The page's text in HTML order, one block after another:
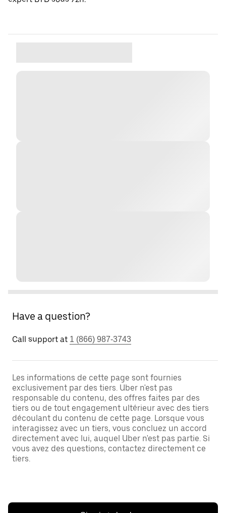
Have a question?
Call support at 1 (866) 987-3743
Les informations de cette page sont fournies
exclusivement par des tiers. Uber n'est pas
responsable du contenu, des offres faites par des
tiers ou de tout engagement ultérieur avec des tiers
découlant du contenu de cette page. Lorsque vous
interagissez avec un tiers, vous concluez un accord
directement avec lui, auquel Uber n'est pas partie. Si
vous avez des questions, contactez directement ce
tiers.